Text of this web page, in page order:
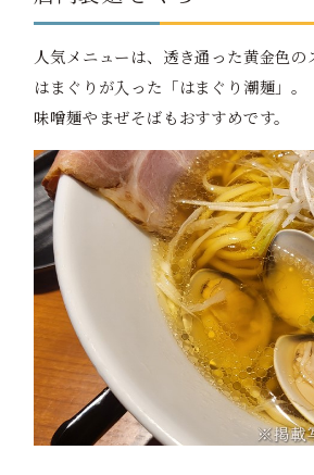
人気メニューは、透き通った黄金色の
はまぐりが入った「はまぐり潮麺」。
味噌麺やまぜそばもおすすめです。